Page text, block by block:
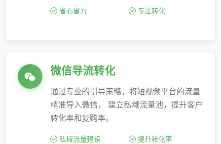
省心省力
专注转化
微信导流转化
通过专业的引导策略，将短视频平台的流量
精准导入微信， 建立私域流量池，提升客户
转化率和复购率。
私域流量建设
提升转化率